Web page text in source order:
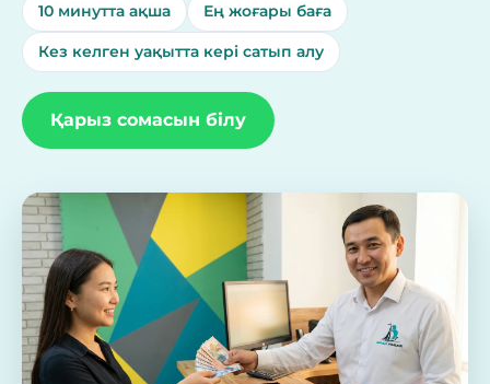
10 минутта ақша Ең жоғары баға
Кез келген уақытта кері сатып алу
Қарыз сомасын білу